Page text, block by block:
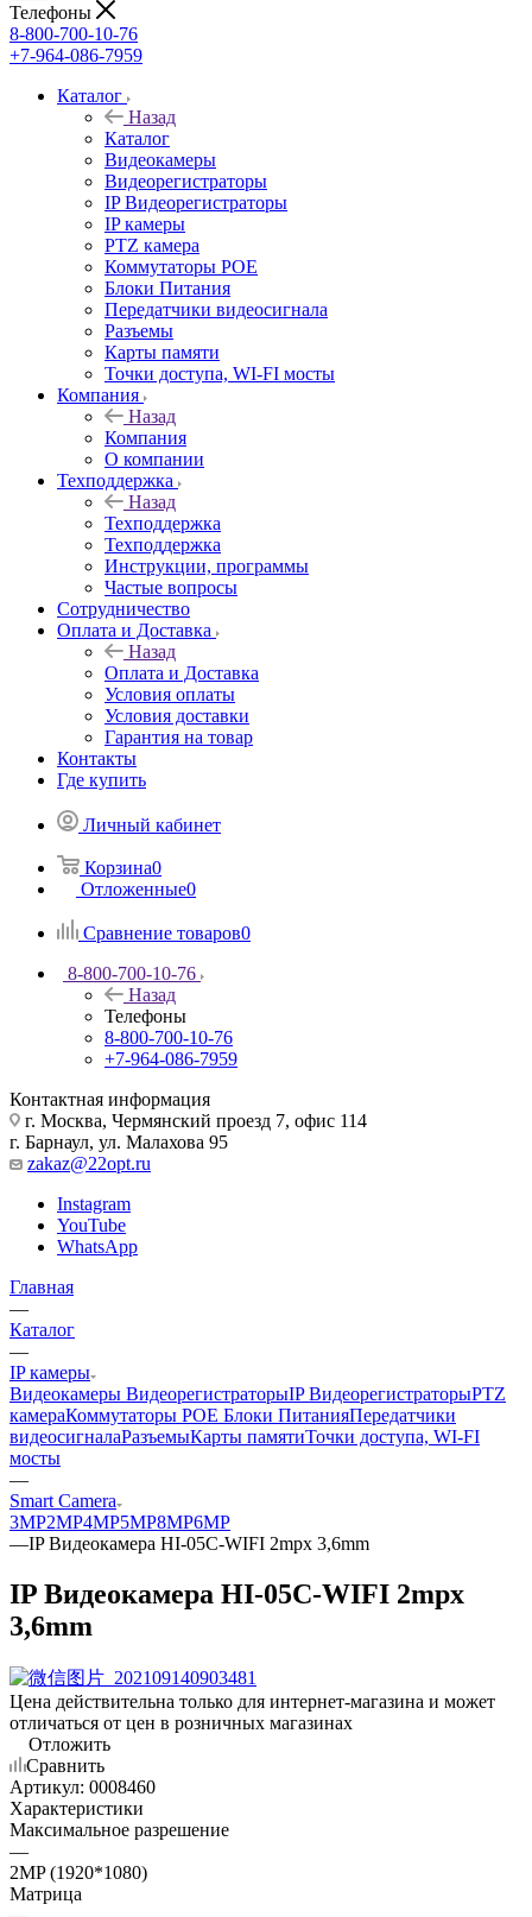
Телефоны
8-800-700-10-76
+7-964-086-7959
Каталог
Назад
Каталог
Видеокамеры
Видеорегистраторы
IP Видеорегистраторы
IP камеры
PTZ камера
Коммутаторы POE
Блоки Питания
Передатчики видеосигнала
Разъемы
Карты памяти
Точки доступа, WI-FI мосты
Компания
Назад
Компания
О компании
Техподдержка
Назад
Техподдержка
Техподдержка
Инструкции, программы
Частые вопросы
Сотрудничество
Оплата и Доставка
Назад
Оплата и Доставка
Условия оплаты
Условия доставки
Гарантия на товар
Контакты
Где купить
Личный кабинет
Корзина0
Отложенные0
Сравнение товаров0
8-800-700-10-76
Назад
Телефоны
8-800-700-10-76
+7-964-086-7959
Контактная информация
г. Москва, Чермянский проезд 7, офис 114
г. Барнаул, ул. Малахова 95
zakaz@22opt.ru
Instagram
YouTube
WhatsApp
Главная
—
Каталог
—
IP камеры
Видеокамеры ВидеорегистраторыIP ВидеорегистраторыPTZ
камераКоммутаторы POE Блоки ПитанияПередатчики
видеосигналаРазъемыКарты памятиТочки доступа, WI-FI
мосты
—
Smart Camera
3MP2MP4MP5MP8MP6MP
—IP Видеокамера HI-05C-WIFI 2mpx 3,6mm
IP Видеокамера HI-05C-WIFI 2mpx
3,6mm
Цена действительна только для интернет-магазина и может
отличаться от цен в розничных магазинах
Отложить
Сравнить
Артикул: 0008460
Характеристики
Максимальное разрешение
—
2MP (1920*1080)
Матрица